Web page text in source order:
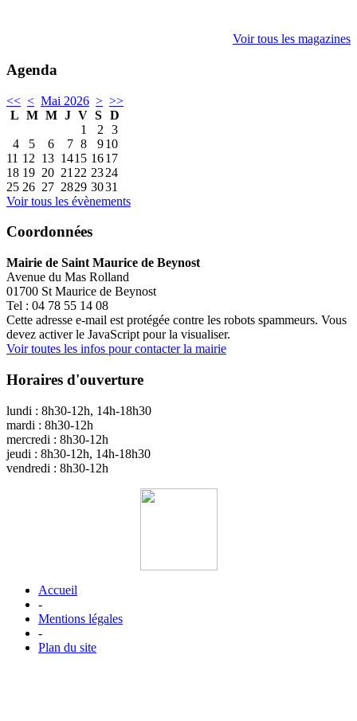
Voir tous les magazines
Agenda
<< < Mai 2026 > >>
L M M J V S D
1
2
3
4
5 6 7 8 910
11 12 13 1415 1617
18 19 20 21 22 2324
25 26 27 2829 3031
Voir tous les évènements
Coordonnées
Mairie de Saint Maurice de Beynost
Avenue du Mas Rolland
01700 St Maurice de Beynost
Tel : 04 78 55 14 08
Cette adresse e-mail est protégée contre les robots spammeurs. Vous
devez activer le JavaScript pour la visualiser.
Voir toutes les infos pour contacter la mairie
Horaires d'ouverture
lundi : 8h30-12h, 14h-18h30
mardi : 8h30-12h
mercredi : 8h30-12h
jeudi : 8h30-12h, 14h-18h30
vendredi : 8h30-12h
Accueil
-
Mentions légales
-
Plan du site